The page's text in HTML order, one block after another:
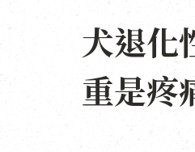
犬退化
重是疼